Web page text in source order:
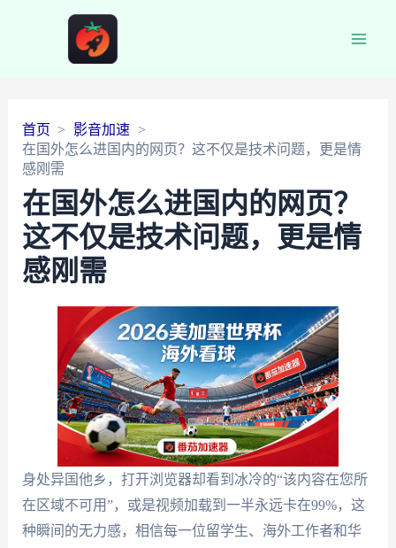
首页
影音加速
在国外怎么进国内的网页？这不仅是技术问题，更是情
感刚需
在国外怎么进国内的网页？
这不仅是技术问题，更是情
感刚需
身处异国他乡，打开浏览器却看到冰冷的“该内容在您所
在区域不可用”，或是视频加载到一半永远卡在99%，这
种瞬间的无力感，相信每一位留学生、海外工作者和华